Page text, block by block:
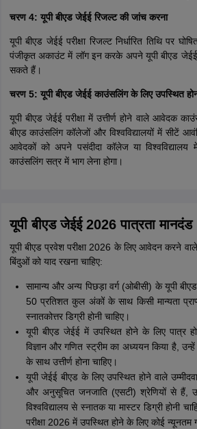
चरण 4: यूपी बीएड जेईई रिजल्ट की जांच करना
यूपी बीएड जेईई परीक्षा रिजल्ट निर्धारित तिथि पर
पंजीकृत अकाउंट में लॉग इन करके अपने यूपी बीएड
सकते हैं।
चरण 5: यूपी बीएड जेईई काउंसलिंग के लिए उपस्थित
यूपी बीएड जेईई परीक्षा में उत्तीर्ण होने वाले आवेदक
बीएड काउंसलिंग कॉलेजों और विश्वविद्यालयों में सीटें
आवेदकों को अपने पसंदीदा कॉलेज या
काउंसलिंग सत्र में भाग लेना होगा।
यूपी बीएड जेईई 2026 पात्रता मानदंड
यूपी बीएड प्रवेश परीक्षा 2026 के लिए आवेदन करने वाले
बिंदुओं को याद रखना चाहिए:
सामान्य और अन्य पिछड़ा वर्ग (ओबीसी) के यूपी
50 प्रतिशत कुल अंकों के साथ किसी मान्यता
स्नातकोत्तर डिग्री होनी चाहिए।
यूपी बीएड जेईई में उपस्थित होने के लिए पात्र
विज्ञान और गणित स्ट्रीम का अध्ययन किया है,
के साथ उत्तीर्ण होना चाहिए।
यूपी जेईई बीएड के लिए उपस्थित होने वाले
और अनुसूचित जनजाति (एसटी) श्रेणियों से हैं,
विश्वविद्यालय से स्नातक या मास्टर डिग्री होनी
परीक्षा 2026 में उपस्थित होने के लिए कोई